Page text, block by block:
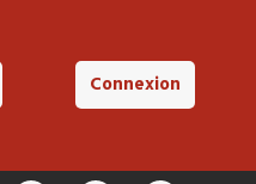
Connexion